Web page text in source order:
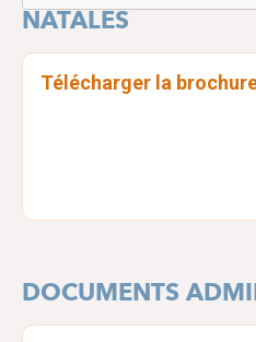
NATALES
Télécharger la
DOCUMENTS